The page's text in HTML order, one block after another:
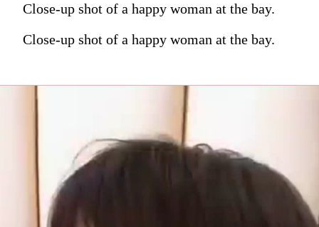
Close-up shot of a happy woman at the bay.
Close-up shot of a happy woman at the bay.